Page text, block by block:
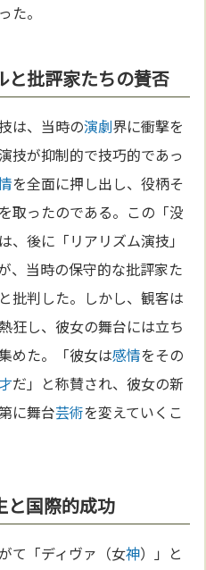
た。
と批評家たちの賛否
は、当時の演劇界に衝撃を
技が抑制的で技巧的であっ
を全面に押し出し、役柄そ
取ったのである。この「没
、後に「リアリズム演技」
、当時の保守的な批評家た
批判した。しかし、観客は
狂し、彼女の舞台には立ち
めた。「彼女は感情をその
だ」と称賛され、彼女の新
に舞台芸術を変えていくこ
と国際的成功
て「ディヴァ（女神）」と